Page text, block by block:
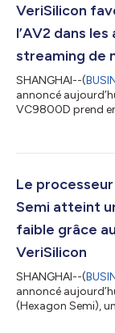
les scénarios
performances de
VeriSilicon
l’AV2 dans
streaming de
SHANGHAI--(
annoncé
VC9800D prend
permet un
public et
avec AV2 à la
Le processeur
Semi atteint
faible grâce
VeriSilicon
SHANGHAI--(
annoncé
(Hexagon Semi),